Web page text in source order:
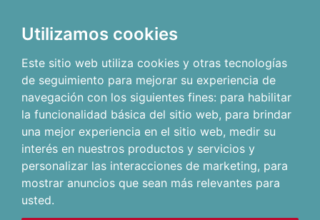
Utilizamos cookies
Este sitio web utiliza cookies y otras tecnologías
de seguimiento para mejorar su experiencia de
navegación con los siguientes fines: para habilitar
la funcionalidad básica del sitio web, para brindar
una mejor experiencia en el sitio web, medir su
interés en nuestros productos y servicios y
personalizar las interacciones de marketing, para
mostrar anuncios que sean más relevantes para
usted.